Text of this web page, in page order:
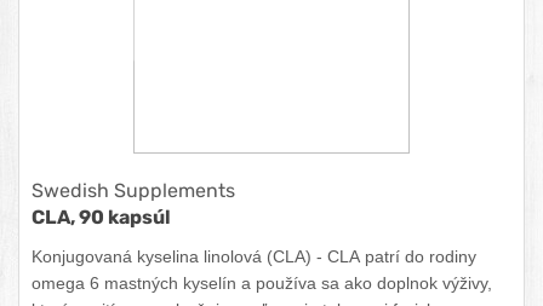
Swedish Supplements
CLA, 90 kapsúl
Konjugovaná kyselina linolová (CLA) - CLA patrí do rodiny
omega 6 mastných kyselín a používa sa ako doplnok výživy,